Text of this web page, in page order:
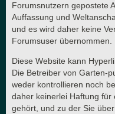
Forumsnutzern gepostete
Auffassung und
und es wird daher keine
Forumsuser übernommen.
Diese Website kann
Die Betreiber von Garten-
weder kontrollieren noch
daher keinerlei Haftung für
gehört, und zu der Sie